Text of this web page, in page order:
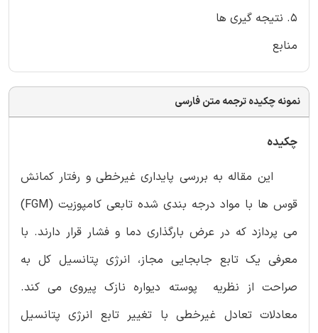
5. نتیجه گیری ها
منابع
نمونه چکیده ترجمه متن فارسی
چکیده
این مقاله به بررسی پایداری غیرخطی و رفتار کمانش
قوس ها با مواد درجه بندی شده تابعی کامپوزیت (FGM)
می پردازد که در عرض بارگذاری دما و فشار قرار دارند. با
معرفی یک تابع جابجایی مجاز، انرژی پتانسیل کل به
صراحت از نظریه پوسته دیواره نازک پیروی می کند.
معادلات تعادل غیرخطی با تغییر تابع انرژی پتانسیل